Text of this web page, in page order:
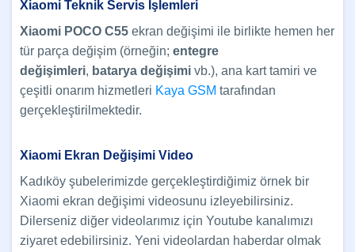
Xiaomi Teknik Servis İşlemleri
Xiaomi POCO C55 ekran değişimi ile birlikte hemen her
tür parça değişim (örneğin; entegre
değişimleri, batarya değişimi vb.), ana kart tamiri ve
çeşitli onarım hizmetleri Kaya GSM tarafından
gerçekleştirilmektedir.
Xiaomi Ekran Değişimi Video
Kadıköy şubelerimizde gerçekleştirdiğimiz örnek bir
Xiaomi ekran değişimi videosunu izleyebilirsiniz.
Dilerseniz diğer videolarımız için Youtube kanalımızı
ziyaret edebilirsiniz. Yeni videolardan haberdar olmak